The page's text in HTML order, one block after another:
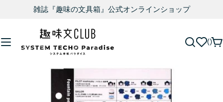
雑誌『趣味の文具箱』公式オンラインショップ